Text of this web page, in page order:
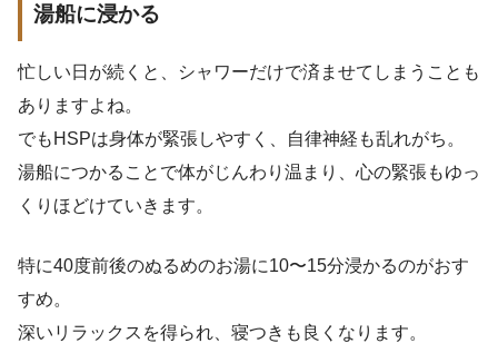
湯船に浸かる
忙しい日が続くと、シャワーだけで済ませてしまうことも
ありますよね。
でもHSPは身体が緊張しやすく、自律神経も乱れがち。
湯船につかることで体がじんわり温まり、心の緊張もゆっ
くりほどけていきます。
特に40度前後のぬるめのお湯に10〜15分浸かるのがおす
すめ。
深いリラックスを得られ、寝つきも良くなります。